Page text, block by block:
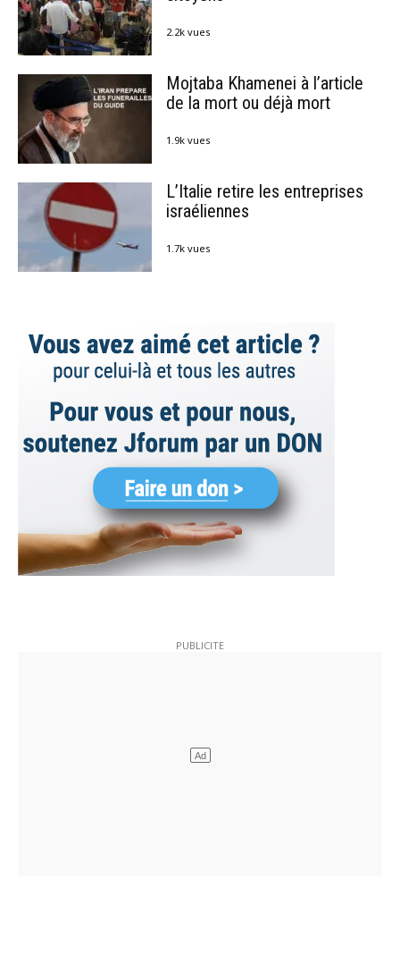
2.2k vues
Mojtaba Khamenei à l’article
de la mort ou déjà mort
1.9k vues
L’Italie retire les entreprises
israéliennes
1.7k vues